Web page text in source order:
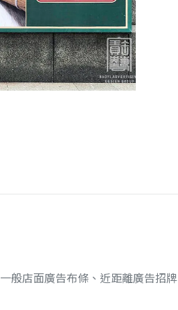
般店面廣告布條、近距離廣告招牌